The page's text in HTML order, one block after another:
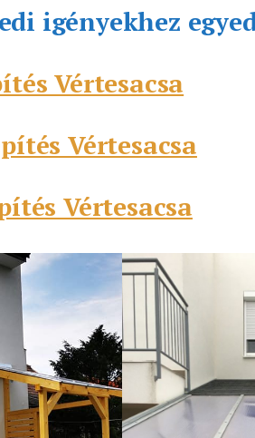
igényekhez
Vértesacsa
Vértesacsa
Vértesacsa